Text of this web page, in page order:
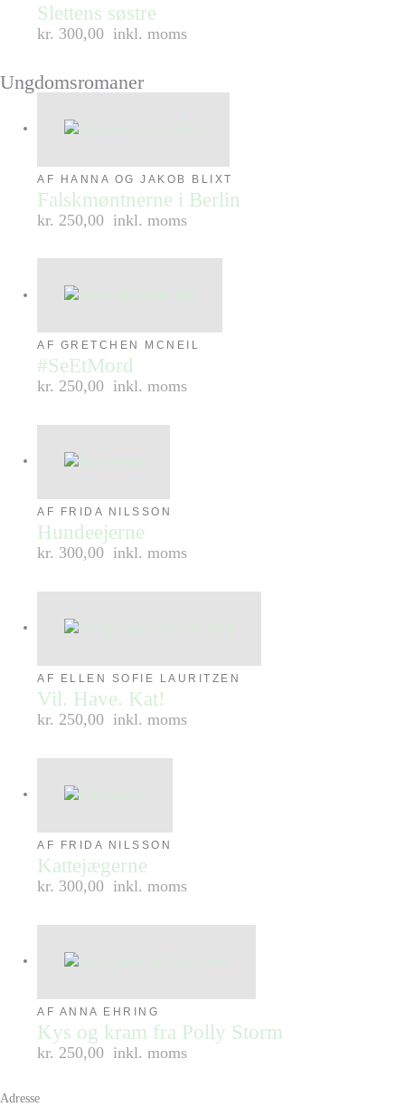
Slettens søstre
kr. 300,00 inkl. moms
Ungdomsromaner
AF HANNA OG JAKOB BLIXT
Falskmøntnerne i Berlin
kr. 250,00 inkl. moms
AF GRETCHEN MCNEIL
#SeEtMord
kr. 250,00 inkl. moms
AF FRIDA NILSSON
Hundeejerne
kr. 300,00 inkl. moms
AF ELLEN SOFIE LAURITZEN
Vil. Have. Kat!
kr. 250,00 inkl. moms
AF FRIDA NILSSON
Kattejægerne
kr. 300,00 inkl. moms
AF ANNA EHRING
Kys og kram fra Polly Storm
kr. 250,00 inkl. moms
Adresse